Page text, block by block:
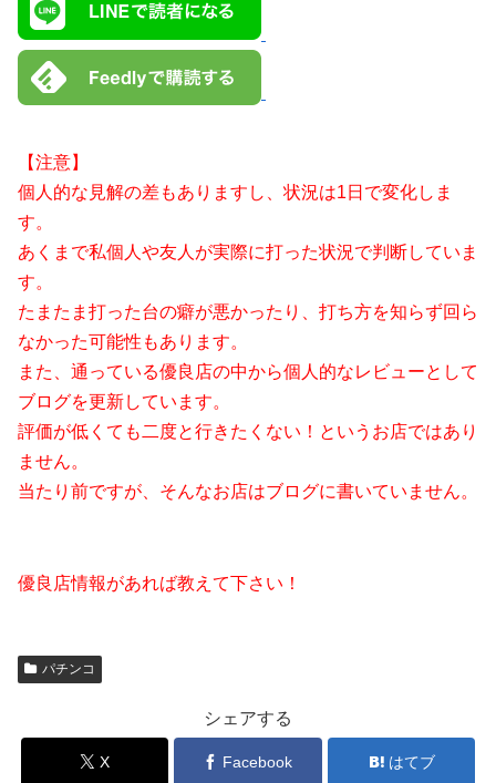
【注意】
個人的な見解の差もありますし、状況は1日で変化しま
す。
あくまで私個人や友人が実際に打った状況で判断していま
す。
たまたま打った台の癖が悪かったり、打ち方を知らず回ら
なかった可能性もあります。
また、通っている優良店の中から個人的なレビューとして
ブログを更新しています。
評価が低くても二度と行きたくない！というお店ではあり
ません。
当たり前ですが、そんなお店はブログに書いていません。
優良店情報があれば教えて下さい！
パチンコ
シェアする
X Facebook はてブ